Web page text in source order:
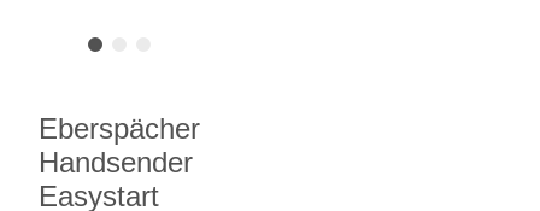
Eberspächer
Handsender
Easystart